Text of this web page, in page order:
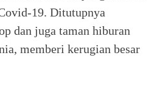
19. Ditutupnya
dan juga taman hiburan
memberi kerugian besar